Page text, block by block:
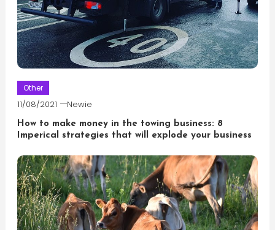
Other
11/08/2021 Newie
How to make money in the towing business: 8
Imperical strategies that will explode your business